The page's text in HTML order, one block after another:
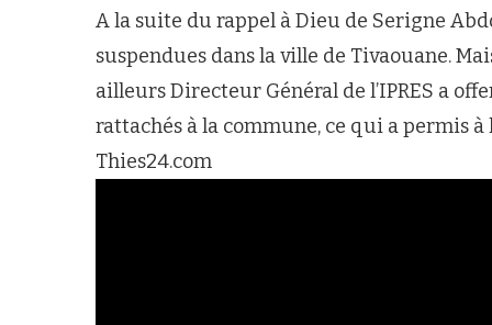
A la suite du rappel à Dieu de Serigne
suspendues dans la ville de Tivaouane.
ailleurs Directeur Général de l’IPRES a
rattachés à la commune, ce qui a permis à
Thies24.com